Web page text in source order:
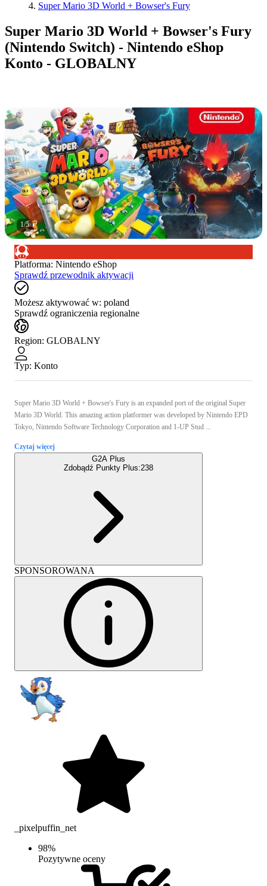
Super Mario 3D World + Bowser's Fury
Super Mario 3D World + Bowser's Fury
(Nintendo Switch) - Nintendo eShop
Konto - GLOBALNY
1/5
Platforma: Nintendo eShop
Sprawdź przewodnik aktywacji
Możesz aktywować w: poland
Sprawdź ograniczenia regionalne
Region: GLOBALNY
Typ: Konto
Super Mario 3D World + Bowser's Fury is an expanded port of the original Super
Mario 3D World. This amazing action platformer was developed by Nintendo EPD
Tokyo, Nintendo Software Technology Corporation and 1-UP Stud ...
Czytaj więcej
G2A Plus
Zdobądź Punkty Plus:238
SPONSOROWANA
_pixelpuffin_net
98%
Pozytywne oceny